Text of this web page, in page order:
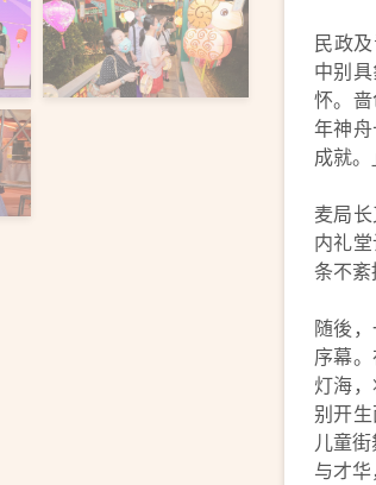
民政
中别
怀。
年神
成就。
麦局
内礼
条不紊
随後
序幕
灯海
别开
儿童
与才华